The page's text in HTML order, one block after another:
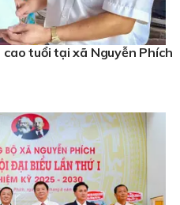
tuổi tại xã Nguyễn Phích